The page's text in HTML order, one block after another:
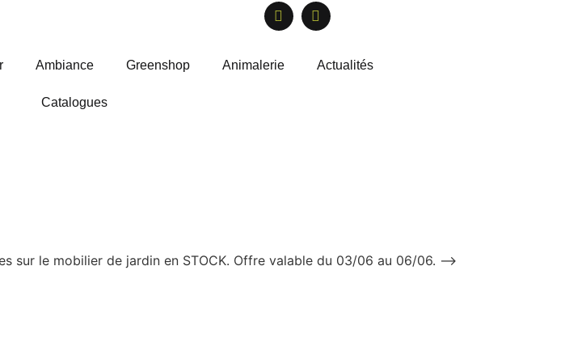
Ambiance Greenshop Animalerie Actualités
Catalogues
sur le mobilier de jardin en STOCK. Offre valable du 03/06 au 06/06. –>